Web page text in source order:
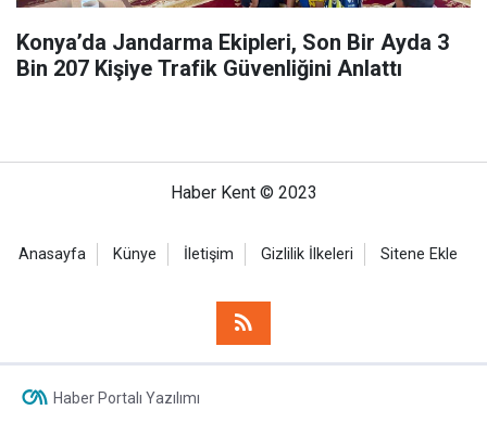
Konya’da Jandarma Ekipleri, Son Bir Ayda 3
Bin 207 Kişiye Trafik Güvenliğini Anlattı
Haber Kent © 2023
Anasayfa Künye İletişim Gizlilik İlkeleri Sitene Ekle
Haber Portalı Yazılımı